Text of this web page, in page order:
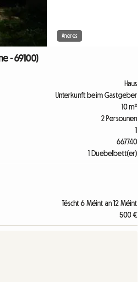
Aneres
- 69100)
Haus
Unterkunft beim Gastgeber
10 m²
2 Persounen
1
667740
1 Duebelbett(er)
Tëscht 6 Méint an 12 Méint
500 €